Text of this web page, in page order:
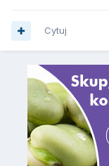
Cytuj